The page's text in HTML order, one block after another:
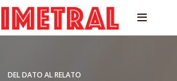
DEL DATO AL RELATO